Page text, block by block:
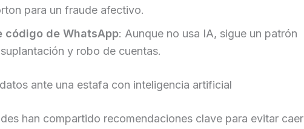
para un fraude afectivo.
código de WhatsApp: Aunque no usa IA, sigue un patrón
y robo de cuentas.
ante una estafa con inteligencia artificial
han compartido recomendaciones clave para evitar caer